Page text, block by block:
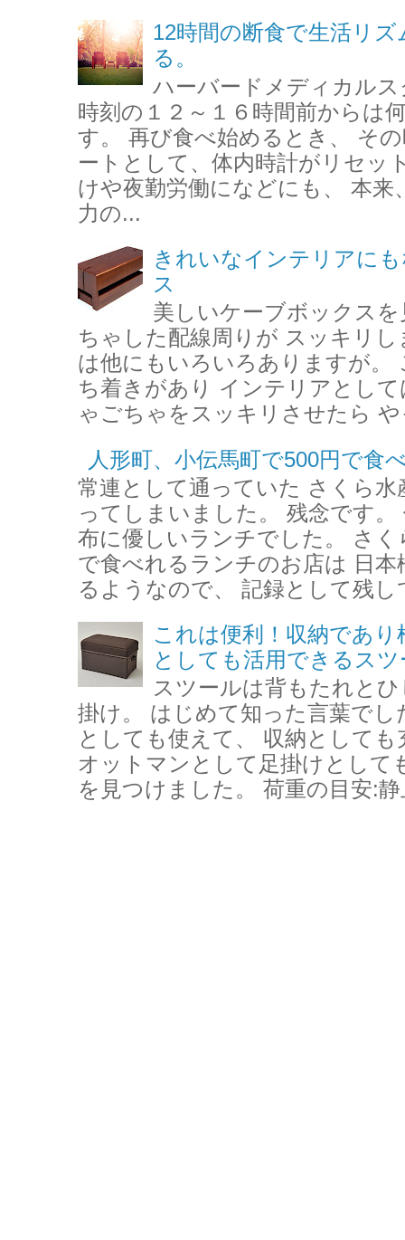
12時間の断食で生活リ
る。
ハーバードメディカル
時刻の１２～１６時間前からは
す。 再び食べ始めるとき、 そ
ートとして、体内時計がリセッ
けや夜勤労働になどにも、 本
力の...
きれいなインテリアに
ス
美しいケーブボックス
ちゃした配線周りが スッキリ
は他にもいろいろありますが。
ち着きがあり インテリアとし
ゃごちゃをスッキリさせたら
人形町、小伝馬町で500円で食
常連として通っていた さくら
ってしまいました。 残念です
布に優しいランチでした。 さ
で食べれるランチのお店は 日
るようなので、 記録として残
これは便利！収納であ
としても活用できるス
スツールは背もたれと
掛け。 はじめて知った言葉で
としても使えて、 収納として
オットマンとして足掛けとして
を見つけました。 荷重の目安: